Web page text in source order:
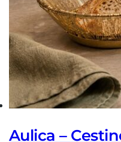
Aulica –